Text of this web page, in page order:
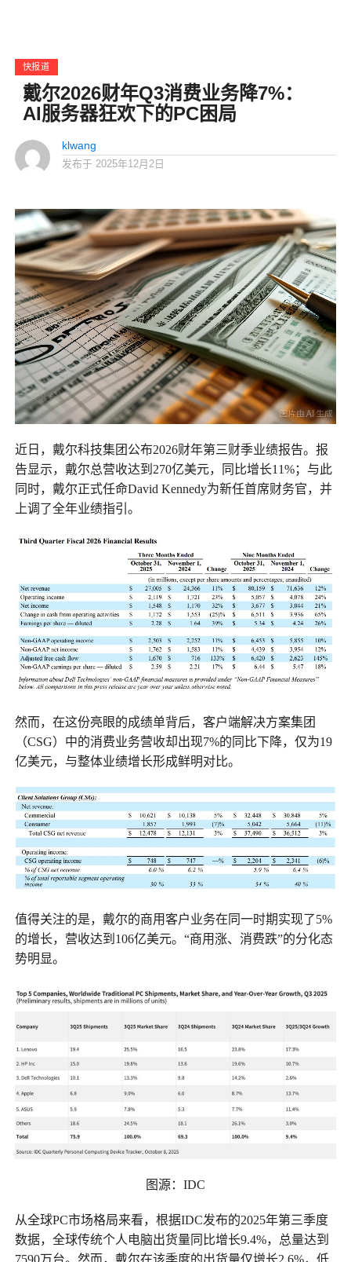
快报道
戴尔2026财年Q3消费业务降7%：
AI服务器狂欢下的PC困局
klwang
发布于 2025年12月2日
近日，戴尔科技集团公布2026财年第三财季业绩报告。报
告显示，戴尔总营收达到270亿美元，同比增长11%；与此
同时，戴尔正式任命David Kennedy为新任首席财务官，并
上调了全年业绩指引。
然而，在这份亮眼的成绩单背后，客户端解决方案集团
（CSG）中的消费业务营收却出现7%的同比下降，仅为19
亿美元，与整体业绩增长形成鲜明对比。
值得关注的是，戴尔的商用客户业务在同一时期实现了5%
的增长，营收达到106亿美元。“商用涨、消费跌”的分化态
势明显。
图源：IDC
从全球PC市场格局来看，根据IDC发布的2025年第三季度
数据，全球传统个人电脑出货量同比增长9.4%，总量达到
7590万台。然而，戴尔在该季度的出货量仅增长2.6%，低